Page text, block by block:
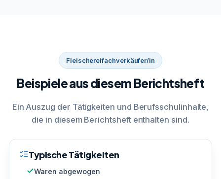
Fleischereifachverkäufer/in
Beispiele aus diesem Berichtsheft
Ein Auszug der Tätigkeiten und Berufsschulinhalte,
die in diesem Berichtsheft enthalten sind.
Typische Tätigkeiten
Waren abgewogen